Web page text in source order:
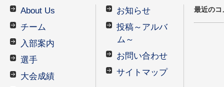
About Us
チーム
入部案内
選手
大会成績
お知らせ
投稿～アルバ
ム～
お問い合わせ
サイトマップ
最近のコ